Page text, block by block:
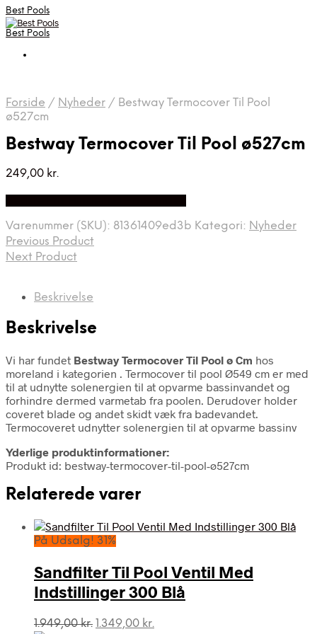
Best Pools
Best Pools
Forside / Nyheder / Bestway Termocover Til Pool
ø527cm
Bestway Termocover Til Pool ø527cm
249,00 kr.
Varenummer (SKU): 81361409ed3b Kategori: Nyheder
Previous Product
Next Product
Beskrivelse
Beskrivelse
Vi har fundet Bestway Termocover Til Pool ø Cm hos
moreland i kategorien . Termocover til pool Ø549 cm er med
til at udnytte solenergien til at opvarme bassinvandet og
forhindre dermed varmetab fra poolen. Derudover holder
coveret blade og andet skidt væk fra badevandet.
Termocoveret udnytter solenergien til at opvarme bassinv
Yderlige produktinformationer:
Produkt id: bestway-termocover-til-pool-ø527cm
Relaterede varer
På Udsalg! 31%
Sandfilter Til Pool Ventil Med
Indstillinger 300 Blå
1.949,00kr. Den
1.349,00 kr.